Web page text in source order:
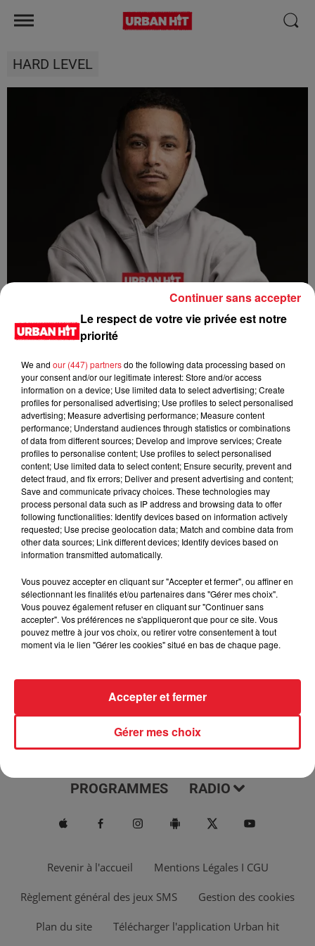
HARD LEVEL
0:00 26 min 13 sec
30 mai 2026 - 26 min 13 sec
DJ EAZY K 20H14 du 30.05.2026
Hard Level
ACTUS MUSIQUES
PROGRAMMES RADIO
Revenir à l'accueil Mentions Légales I CGU
Règlement général des jeux SMS Gestion des cookies
Plan du site Télécharger l'application Urban hit
Le respect de votre vie privée est notre
priorité
We and our (447) partnersdo the following data processing based on
your consent and/or our legitimate interest: Store and/or access
information on a device; Use limited data to select advertising; Create
profiles for personalised advertising; Use profiles to select personalised
advertising; Measure advertising performance; Measure content
performance; Understand audiences through statistics or combinations
of data from different sources; Develop and improve services; Create
profiles to personalise content; Use profiles to select personalised
content; Use limited data to select content; Ensure security, prevent and
detect fraud, and fix errors; Deliver and present advertising and content;
Save and communicate privacy choices. These technologies may
process personal data such as IP address and browsing data to offer
following functionalities: Identify devices based on information actively
requested; Use precise geolocation data; Match and combine data from
other data sources; Link different devices; Identify devices based on
information transmitted automatically.
Vous pouvez accepter en cliquant sur "Accepter et fermer", ou affiner en
sélectionnant les finalités et/ou partenaires dans "Gérer mes choix".
Vous pouvez également refuser en cliquant sur "Continuer sans
accepter". Vos préférences ne s'appliqueront que pour ce site. Vous
pouvez mettre à jour vos choix, ou retirer votre consentement à tout
moment via le lien "Gérer les cookies" situé en bas de chaque page.
Gérer mes choix
Accepter et fermer
Continuer sans accepter